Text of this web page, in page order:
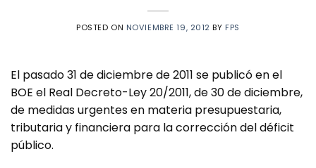
POSTED ON NOVIEMBRE 19, 2012 BY FPS
El pasado 31 de diciembre de 2011 se publicó en el
BOE el Real Decreto-Ley 20/2011, de 30 de diciembre,
de medidas urgentes en materia presupuestaria,
tributaria y financiera para la corrección del déficit
público.